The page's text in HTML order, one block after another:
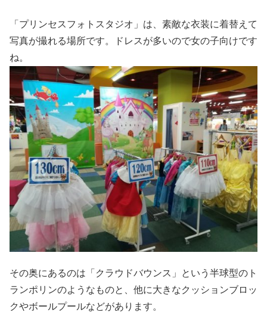
「プリンセスフォトスタジオ」は、素敵な衣装に着替えて
写真が撮れる場所です。ドレスが多いので女の子向けです
ね。
その奥にあるのは「クラウドバウンス」という半球型のト
ランポリンのようなものと、他に大きなクッションブロッ
クやボールプールなどがあります。